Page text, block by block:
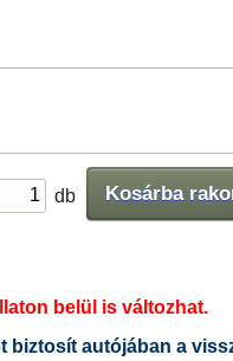
db Kosárba
belül is változhat.
biztosít autójában a